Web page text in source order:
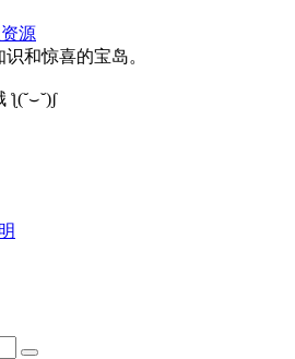
和惊喜的宝岛。